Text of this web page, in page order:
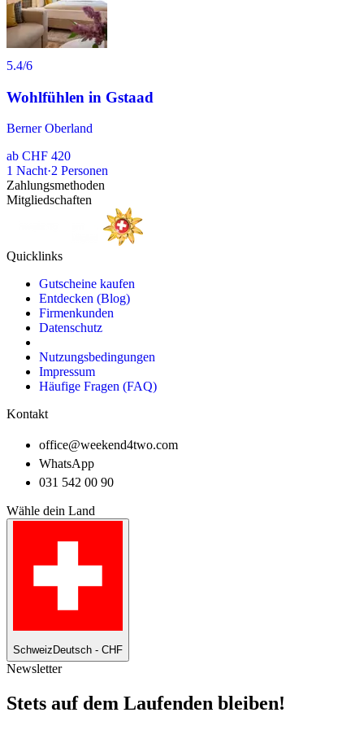
5.4/6
Wohlfühlen in Gstaad
Berner Oberland
ab CHF 420
1 Nacht·2 Personen
Zahlungsmethoden
Mitgliedschaften
Quicklinks
Gutscheine kaufen
Entdecken (Blog)
Firmenkunden
Datenschutz
Nutzungsbedingungen
Impressum
Häufige Fragen (FAQ)
Kontakt
office@weekend4two.com
WhatsApp
031 542 00 90
Wähle dein Land
Schweiz Deutsch - CHF
Newsletter
Stets auf dem Laufenden bleiben!